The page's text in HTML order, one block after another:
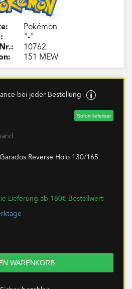
Pokémon
"-"
10762
151 MEW
bei jeder Bestellung
Sofort lieferbar
Reverse Holo 130/165
Lieferung ab 180€ Bestellwert